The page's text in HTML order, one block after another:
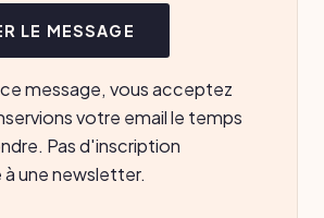
LE MESSAGE
message, vous acceptez
votre email le temps
Pas d'inscription
une newsletter.